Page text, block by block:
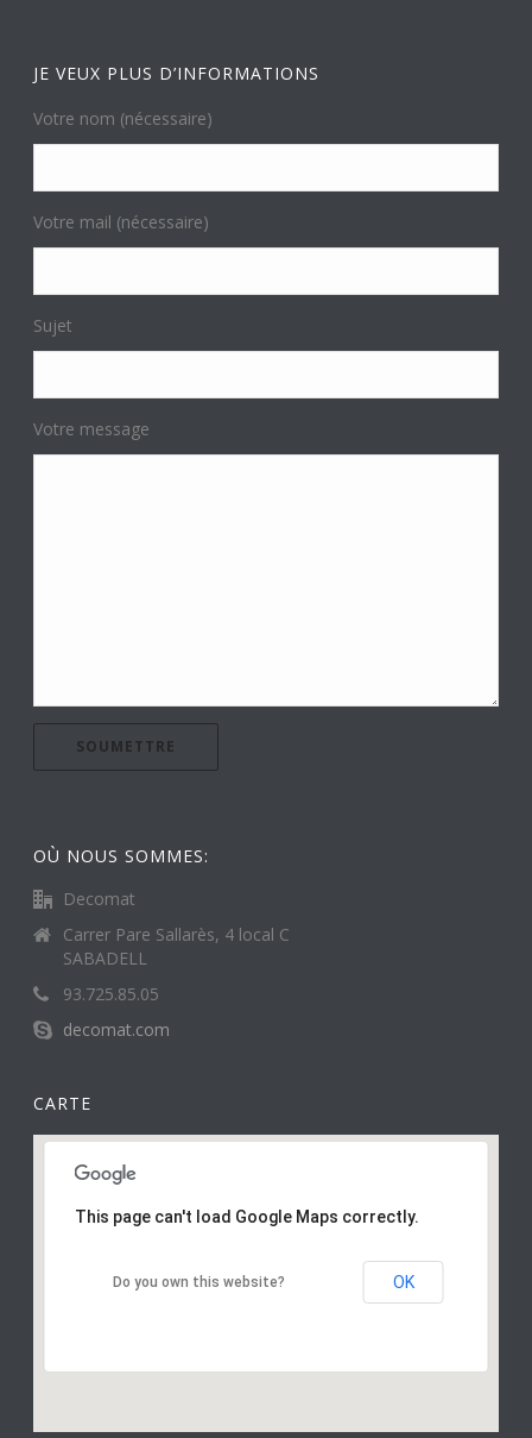
JE VEUX PLUS D’INFORMATIONS
Votre nom (nécessaire)
Votre mail (nécessaire)
Sujet
Votre message
OÙ NOUS SOMMES:
Decomat
Carrer Pare Sallarès, 4 local C
SABADELL
93.725.85.05
decomat.com
CARTE
This page can't load Google Maps correctly.
Do you own this website? OK